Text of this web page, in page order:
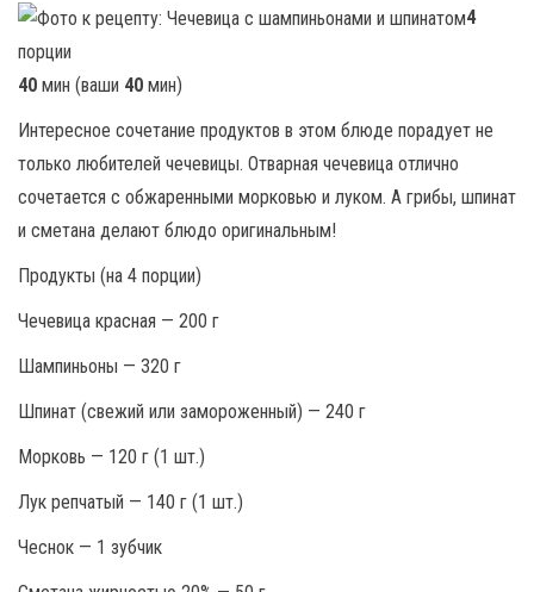
4
порции
40 мин (ваши 40 мин)
Интересное сочетание продуктов в этом блюде порадует не
только любителей чечевицы. Отварная чечевица отлично
сочетается с обжаренными морковью и луком. А грибы, шпинат
и сметана делают блюдо оригинальным!
Продукты (на 4 порции)
Чечевица красная — 200 г
Шампиньоны — 320 г
Шпинат (свежий или замороженный) — 240 г
Морковь — 120 г (1 шт.)
Лук репчатый — 140 г (1 шт.)
Чеснок — 1 зубчик